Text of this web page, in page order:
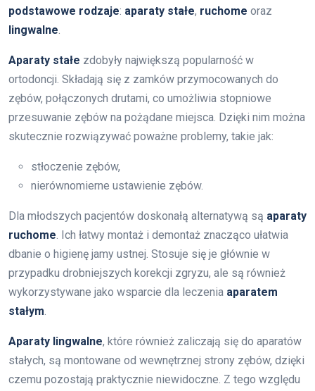
podstawowe rodzaje: aparaty stałe, ruchome oraz
lingwalne.
Aparaty stałe zdobyły największą popularność w
ortodoncji. Składają się z zamków przymocowanych do
zębów, połączonych drutami, co umożliwia stopniowe
przesuwanie zębów na pożądane miejsca. Dzięki nim można
skutecznie rozwiązywać poważne problemy, takie jak:
stłoczenie zębów,
nierównomierne ustawienie zębów.
Dla młodszych pacjentów doskonałą alternatywą są aparaty
ruchome. Ich łatwy montaż i demontaż znacząco ułatwia
dbanie o higienę jamy ustnej. Stosuje się je głównie w
przypadku drobniejszych korekcji zgryzu, ale są również
wykorzystywane jako wsparcie dla leczenia aparatem
stałym.
Aparaty lingwalne, które również zaliczają się do aparatów
stałych, są montowane od wewnętrznej strony zębów, dzięki
czemu pozostają praktycznie niewidoczne. Z tego względu